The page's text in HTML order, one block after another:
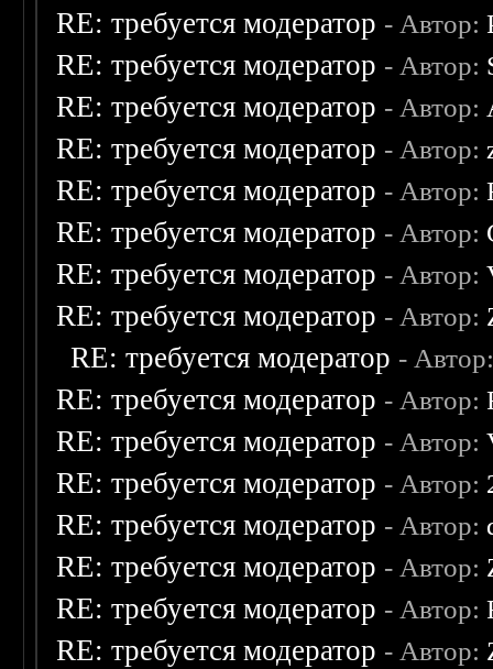
RE: требуется модератор - Автор:
RE: требуется модератор - Автор:
RE: требуется модератор - Автор:
RE: требуется модератор - Автор:
RE: требуется модератор - Автор:
RE: требуется модератор - Автор:
RE: требуется модератор - Автор:
RE: требуется модератор - Автор:
RE: требуется модератор -
RE: требуется модератор - Автор:
RE: требуется модератор - Автор:
RE: требуется модератор - Автор:
RE: требуется модератор - Автор:
RE: требуется модератор - Автор:
RE: требуется модератор - Автор:
RE: требуется модератор - Автор: